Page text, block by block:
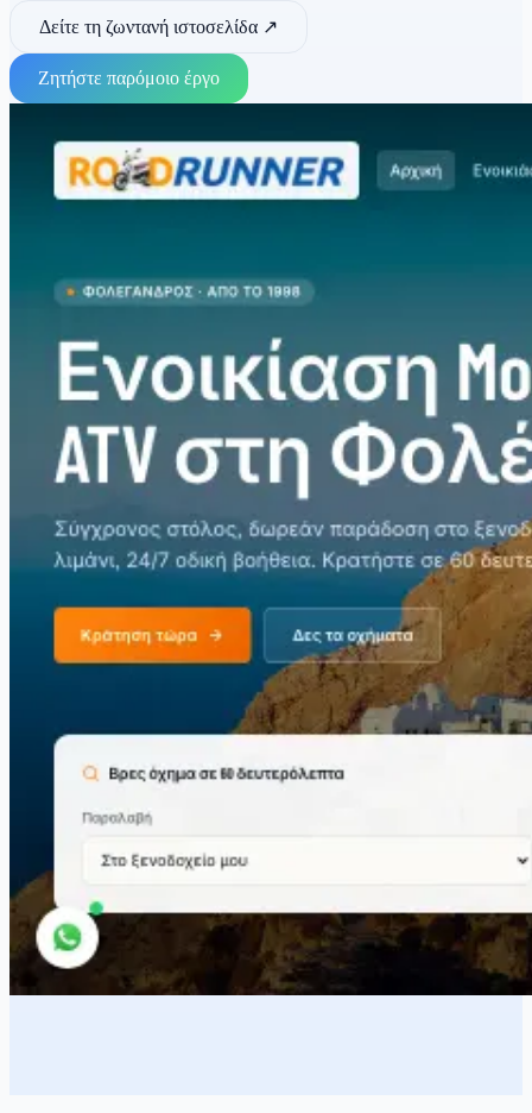
Δείτε τη ζωντανή ιστοσελίδα ↗
Ζητήστε παρόμοιο έργο